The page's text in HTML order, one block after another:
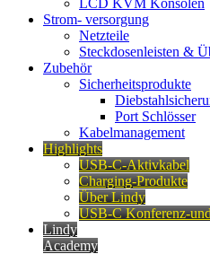
LCD KVM Konsolen
Strom- versorgung
Netzteile
Steckdosenleisten &
Zubehör
Sicherheitsprodukte
Port Schlösser
Kabelmanagement
Highlights
USB-C-Aktivkabel
Charging-Produkte
Über Lindy
USB-C Konferenz-
Lindy
Academy